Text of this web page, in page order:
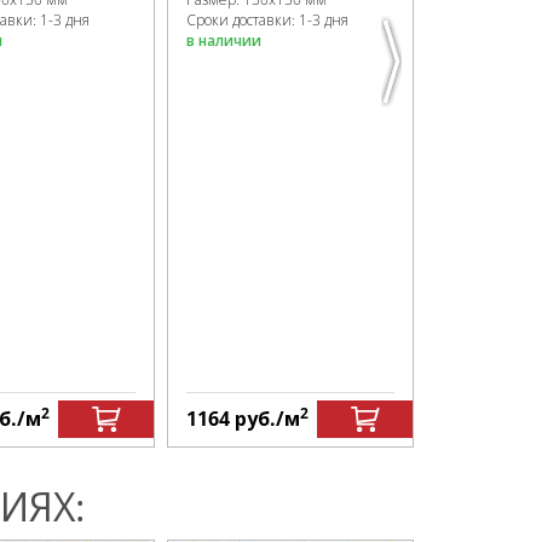
1-3 дня
/м2
Сроки доставки: 1-3 дня
в наличии
1164 руб./м2